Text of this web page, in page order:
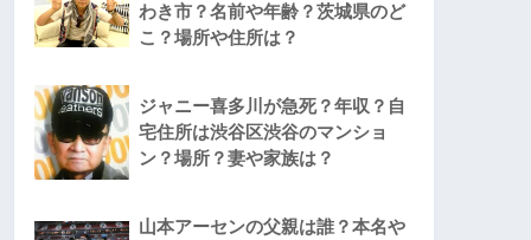
わき市？名前や年齢？茨城県のど
こ？場所や住所は？
ジャニー喜多川が急死？年収？自
宅住所は渋谷区渋谷のマンショ
ン？場所？妻や家族は？
山本アーセンの父親は誰？本名や